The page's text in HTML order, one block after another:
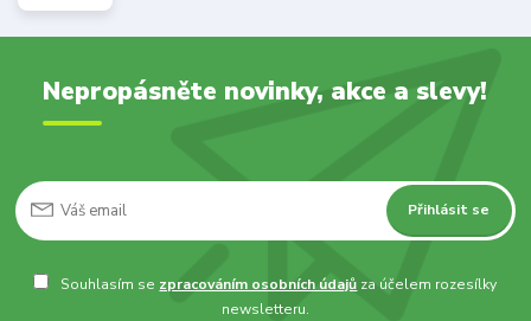
Nepropásněte novinky, akce a slevy!
Přihlásit se
Souhlasím se zpracováním osobních údajů za účelem rozesílky
newsletteru.